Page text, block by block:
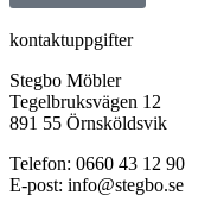
kontaktuppgifter
Stegbo Möbler
Tegelbruksvägen 12
891 55 Örnsköldsvik
Telefon: 0660 43 12 90
E-post: info@stegbo.se